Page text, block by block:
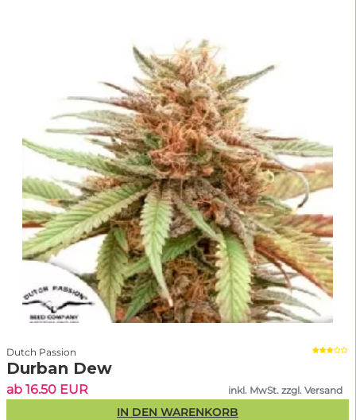
Dutch Passion
Durban Dew
ab 16.50 EUR inkl. MwSt. zzgl. Versand
IN DEN WARENKORB